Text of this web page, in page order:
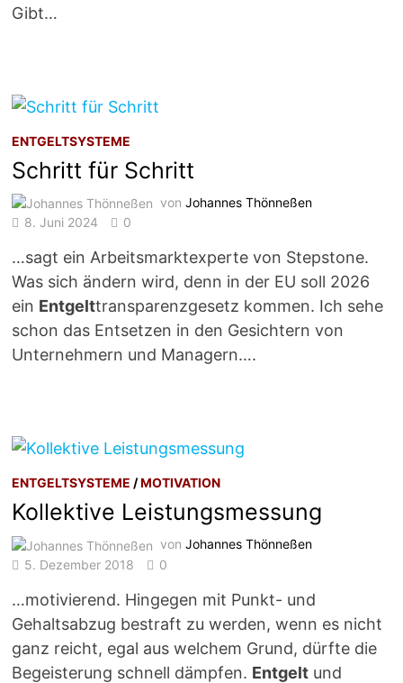
Gibt…
ENTGELTSYSTEME
Schritt für Schritt
vonJohannes Thönneßen
8. Juni 2024
0
…sagt ein Arbeitsmarktexperte von Stepstone.
Was sich ändern wird, denn in der EU soll 2026
ein Entgelttransparenzgesetz kommen. Ich sehe
schon das Entsetzen in den Gesichtern von
Unternehmern und Managern….
ENTGELTSYSTEME /MOTIVATION
Kollektive Leistungsmessung
vonJohannes Thönneßen
5. Dezember 2018
0
…motivierend. Hingegen mit Punkt- und
Gehaltsabzug bestraft zu werden, wenn es nicht
ganz reicht, egal aus welchem Grund, dürfte die
Begeisterung schnell dämpfen. Entgelt und